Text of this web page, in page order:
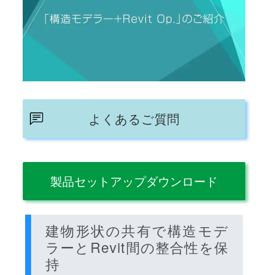
よくあるご質問
製品セットアップダウンロード
建物形状の共有で構造モデ
ラーとRevit間の整合性を保
持